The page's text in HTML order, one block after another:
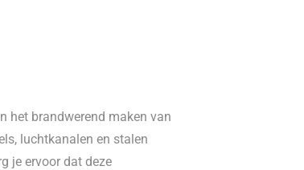
het brandwerend maken van
luchtkanalen en stalen
je ervoor dat deze